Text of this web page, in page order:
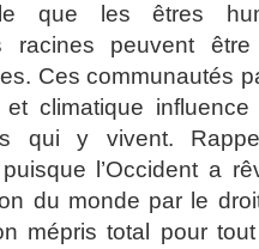
que les êtres
racines peuvent être
Ces communautés
et climatique
qui y vivent.
l’Occident a
du monde par le
mépris total pour